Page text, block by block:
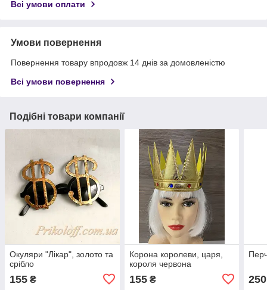
Всі умови оплати
Умови повернення
Повернення товару впродовж 14 днів за домовленістю
Всі умови повернення
Подібні товари компанії
Окуляри "Лікар", золото та
срібло
155 ₴
Корона королеви, царя,
короля червона
155₴ 250